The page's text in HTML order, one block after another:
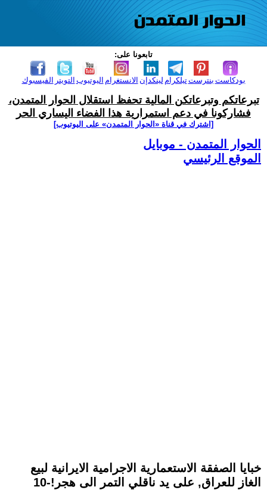
تابعونا على:
الفيسبوك التويتر اليوتيوب الانستغرام لينكدإن تيلكرامبنترست بودكاست
تبرعاتكم وتبرعاتكن المالية تحفظ استقلال الحوار المتمدن،
فشاركونا في دعم استمرارية هذا الفضاء اليساري الحر
[اشترك في قناة ‫«الحوار المتمدن» على اليوتيوب]
الحوار المتمدن - موبايل
الموقع الرئيسي
خبايا الصفقة الاستعمارية الاجرامية الايرانية لبيع
الغاز للعراق, على يد ناقلي التمر الى هجر!-10